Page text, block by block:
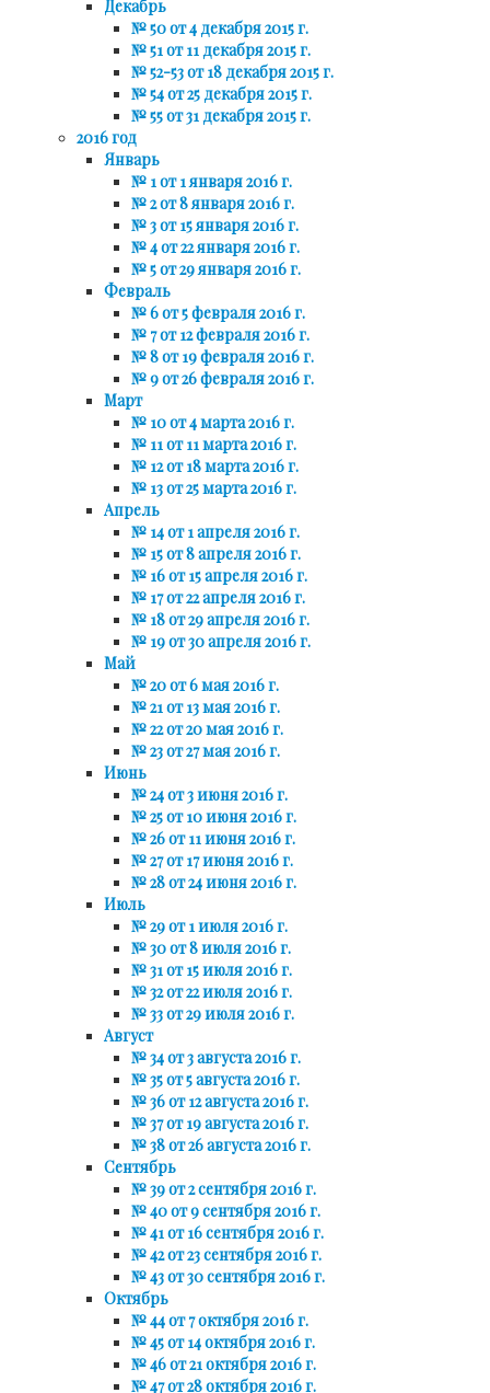
Декабрь
№ 50 от 4 декабря 2015 г.
№ 51 от 11 декабря 2015 г.
№ 52-53 от 18 декабря 2015 г.
№ 54 от 25 декабря 2015 г.
№ 55 от 31 декабря 2015 г.
2016 год
Январь
№ 1 от 1 января 2016 г.
№ 2 от 8 января 2016 г.
№ 3 от 15 января 2016 г.
№ 4 от 22 января 2016 г.
№ 5 от 29 января 2016 г.
Февраль
№ 6 от 5 февраля 2016 г.
№ 7 от 12 февраля 2016 г.
№ 8 от 19 февраля 2016 г.
№ 9 от 26 февраля 2016 г.
Март
№ 10 от 4 марта 2016 г.
№ 11 от 11 марта 2016 г.
№ 12 от 18 марта 2016 г.
№ 13 от 25 марта 2016 г.
Апрель
№ 14 от 1 апреля 2016 г.
№ 15 от 8 апреля 2016 г.
№ 16 от 15 апреля 2016 г.
№ 17 от 22 апреля 2016 г.
№ 18 от 29 апреля 2016 г.
№ 19 от 30 апреля 2016 г.
Май
№ 20 от 6 мая 2016 г.
№ 21 от 13 мая 2016 г.
№ 22 от 20 мая 2016 г.
№ 23 от 27 мая 2016 г.
Июнь
№ 24 от 3 июня 2016 г.
№ 25 от 10 июня 2016 г.
№ 26 от 11 июня 2016 г.
№ 27 от 17 июня 2016 г.
№ 28 от 24 июня 2016 г.
Июль
№ 29 от 1 июля 2016 г.
№ 30 от 8 июля 2016 г.
№ 31 от 15 июля 2016 г.
№ 32 от 22 июля 2016 г.
№ 33 от 29 июля 2016 г.
Август
№ 34 от 3 августа 2016 г.
№ 35 от 5 августа 2016 г.
№ 36 от 12 августа 2016 г.
№ 37 от 19 августа 2016 г.
№ 38 от 26 августа 2016 г.
Сентябрь
№ 39 от 2 сентября 2016 г.
№ 40 от 9 сентября 2016 г.
№ 41 от 16 сентября 2016 г.
№ 42 от 23 сентября 2016 г.
№ 43 от 30 сентября 2016 г.
Октябрь
№ 44 от 7 октября 2016 г.
№ 45 от 14 октября 2016 г.
№ 46 от 21 октября 2016 г.
№ 47 от 28 октября 2016 г.